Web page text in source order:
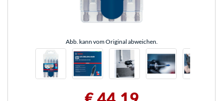
Abb. kann vom Original abweichen.